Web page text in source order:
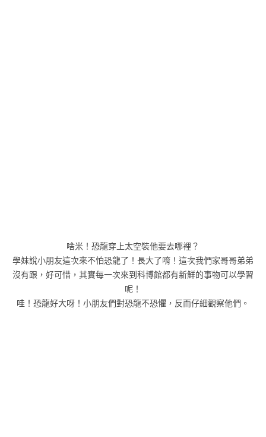
啥米！恐龍穿上太空裝他要去哪裡？
學妹說小朋友這次來不怕恐龍了！長大了唷！這次我們家哥哥弟弟
沒有跟，好可惜，其實每一次來到科博館都有新鮮的事物可以學習
呢！
哇！恐龍好大呀！小朋友們對恐龍不恐懼，反而仔細觀察他們。